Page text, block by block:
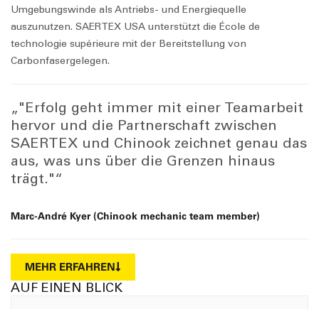
Umgebungswinde als Antriebs- und Energiequelle
auszunutzen. SAERTEX USA unterstützt die École de
technologie supérieure mit der Bereitstellung von
Carbonfasergelegen.
„"Erfolg geht immer mit einer Teamarbeit
hervor und die Partnerschaft zwischen
SAERTEX und Chinook zeichnet genau das
aus, was uns über die Grenzen hinaus
trägt."“
Marc-André Kyer (Chinook mechanic team member)
MEHR ERFAHREN
AUF EINEN BLICK